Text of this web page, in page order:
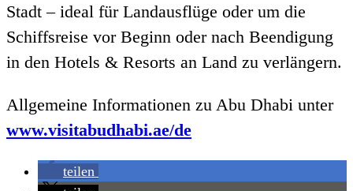
Stadt – ideal für Landausflüge oder um die
Schiffsreise vor Beginn oder nach Beendigung
in den Hotels & Resorts an Land zu verlängern.
Allgemeine Informationen zu Abu Dhabi unter
www.visitabudhabi.ae/de
teilen